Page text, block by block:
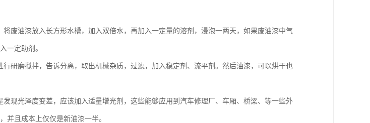
将废油漆放入长方形水槽，加入双倍水，再加入一定量的溶剂，浸泡一两天，如果废油漆中气
一定助剂。
研磨搅拌，告诉分离，取出机械杂质，过滤，加入稳定剂、流平剂。然后油漆，可以烘干也
现光泽度变差，应该加入适量增光剂，这些能够应用到汽车修理厂、车厢、桥梁、等一些外
并且成本上仅仅是新油漆一半。